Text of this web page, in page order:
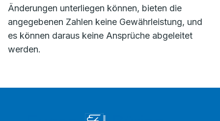
Änderungen unterliegen können, bieten die
angegebenen Zahlen keine Gewährleistung, und
es können daraus keine Ansprüche abgeleitet
werden.